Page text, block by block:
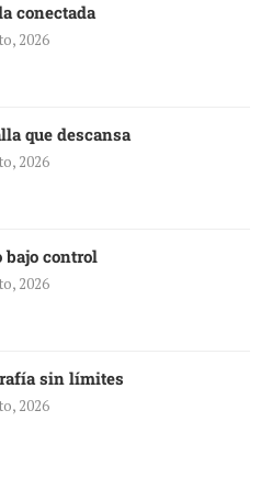
conectada
2026
que descansa
2026
bajo control
2026
sin límites
2026